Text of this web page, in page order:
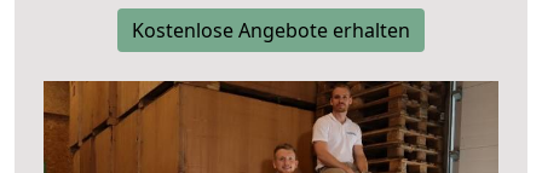
Kostenlose Angebote erhalten